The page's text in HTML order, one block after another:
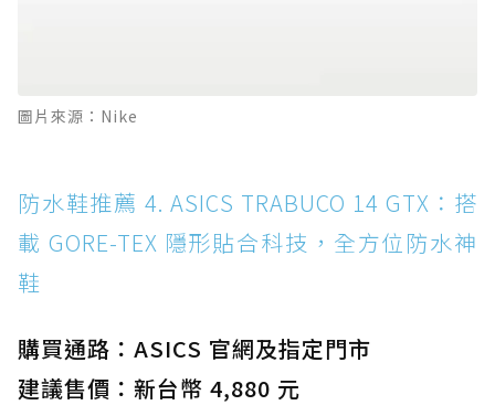
圖片來源：Nike
防水鞋推薦 4. ASICS TRABUCO 14 GTX：搭
載 GORE-TEX 隱形貼合科技，全方位防水神
鞋
購買通路：ASICS 官網及指定門市
建議售價：新台幣 4,880 元